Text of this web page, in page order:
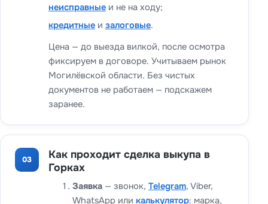
неисправные и не на ходу;
кредитные и залоговые.
Цена — до выезда вилкой, после осмотра
фиксируем в договоре. Учитываем рынок
Могилёвской области. Без чистых
документов не работаем — подскажем
заранее.
03
Как проходит сделка выкупа в
Горках
Заявка — звонок, Telegram, Viber,
WhatsApp или калькулятор: марка,